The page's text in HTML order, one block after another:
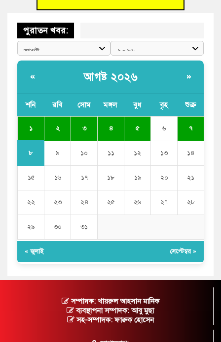
পুরাতন খবর:
« আগষ্ট ২০২৬ »
শনি রবি সোম মঙ্গল বুধ বৃহ শুক্র
১ ২ ৩ ৪ ৫ ৬ ৭
৮ ৯ ১০ ১১ ১২ ১৩ ১৪
১৫ ১৬ ১৭ ১৮ ১৯ ২০ ২১
২২ ২৩ ২৪ ২৫ ২৬ ২৭ ২৮
২৯ ৩০ ৩১
« জুলাই সেপ্টেম্বর »
সম্পাদক: খায়রুল আহসান মানিক
ব্যবস্থাপনা সম্পাদক: আবু মুছা
সহ-সম্পাদক: ফারুক হোসেন